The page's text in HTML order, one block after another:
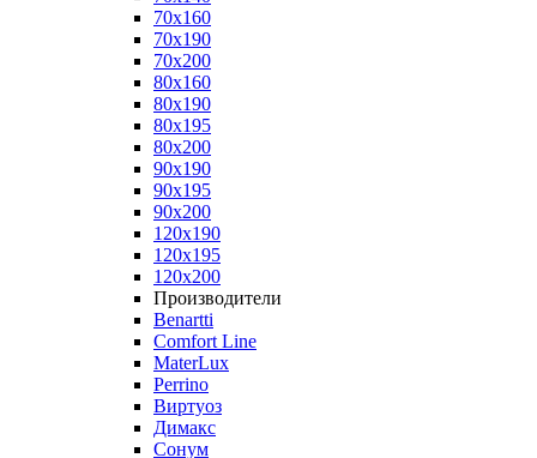
70x160
70x190
70x200
80x160
80x190
80x195
80x200
90x190
90x195
90x200
120x190
120x195
120x200
Производители
Benartti
Comfort Line
MaterLux
Perrino
Виртуоз
Димакс
Сонум